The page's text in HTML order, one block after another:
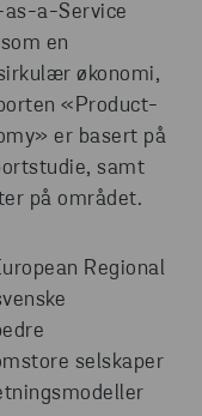
a-Service
en
økonomi,
«Product-
er basert på
samt
på området.
Regional
selskaper